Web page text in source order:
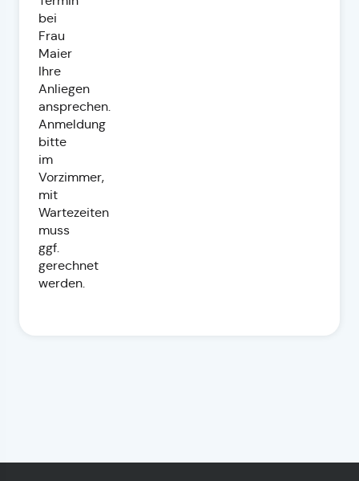
bei
Frau
Maier
Ihre
Anliegen
ansprechen.
Anmeldung
bitte
im
Vorzimmer,
mit
Wartezeiten
muss
ggf.
gerechnet
werden.